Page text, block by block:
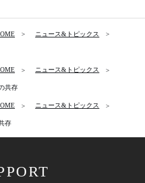
ニュース&トピックス
ニュース&トピックス
共存
ニュース&トピックス
存